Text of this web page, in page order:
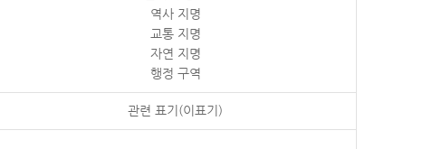
역사 지명
교통 지명
자연 지명
행정 구역
관련 표기(이표기)